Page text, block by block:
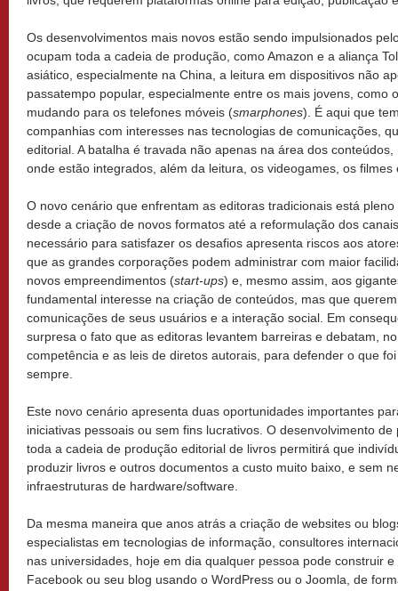
Os desenvolvimentos mais novos estão sendo impulsionados
ocupam toda a cadeia de produção, como Amazon e a aliança
asiático, especialmente na China, a leitura em dispositivos não
passatempo popular, especialmente entre os mais jovens, como
mudando para os telefones móveis (smarphones). É aqui que
companhias com interesses nas tecnologias de comunicações,
editorial. A batalha é travada não apenas na área dos
onde estão integrados, além da leitura, os videogames, os filmes
O novo cenário que enfrentam as editoras tradicionais está
desde a criação de novos formatos até a reformulação dos
necessário para satisfazer os desafios apresenta riscos aos
que as grandes corporações podem administrar com maior
novos empreendimentos (start-ups) e, mesmo assim, aos
fundamental interesse na criação de conteúdos, mas que
comunicações de seus usuários e a interação social. Em
surpresa o fato que as editoras levantem barreiras e debatam,
competência e as leis de diretos autorais, para defender o que
sempre.
Este novo cenário apresenta duas oportunidades importantes
iniciativas pessoais ou sem fins lucrativos. O desenvolvimento
toda a cadeia de produção editorial de livros permitirá que
produzir livros e outros documentos a custo muito baixo, e sem
infraestruturas de hardware/software.
Da mesma maneira que anos atrás a criação de websites ou
especialistas em tecnologias de informação, consultores
nas universidades, hoje em dia qualquer pessoa pode construir
Facebook ou seu blog usando o WordPress ou o Joomla, de